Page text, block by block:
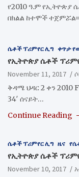
የ2010 ዓ.ም የኢትዮጵያ
በክልል ከተሞች
ሴቶች ፕሪምየር ሊግ ቀጥታ
የኢትዮጵያ ሴቶች
November 11, 2017
ቅዳሜ ህዳር 2 ቀን 2010
34′ ሰናይት…
Continue Reading
ሴቶች ፕሪምየር ሊግ ዜና
​የኢትዮጵያ ሴቶች
November 10, 2017